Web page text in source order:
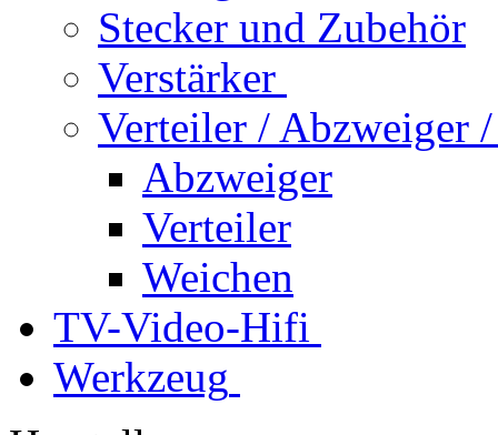
Stecker und Zubehör
Verstärker
Verteiler / Abzweiger
Abzweiger
Verteiler
Weichen
TV-Video-Hifi
Werkzeug